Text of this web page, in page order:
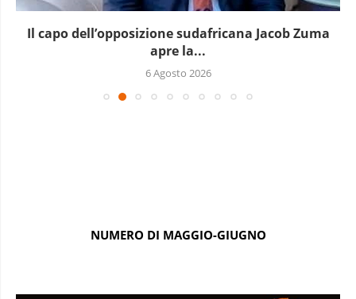
Si aggrava la crisi in Repubblica Democratica
5 Agosto 2026